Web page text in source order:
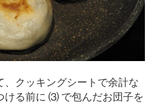
、クッキングシートで余計な
ける前に ⑶ で包んだお団子を